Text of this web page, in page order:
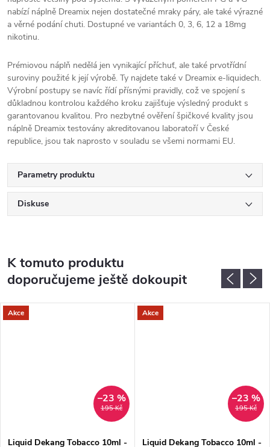
nabízí náplně Dreamix nejen dostatečné mraky páry, ale také výrazné
a věrné podání chuti. Dostupné ve variantách 0, 3, 6, 12 a 18mg
nikotinu.
Prémiovou náplň nedělá jen vynikající příchuť, ale také prvotřídní
suroviny použité k její výrobě. Ty najdete také v Dreamix e-liquidech.
Výrobní postupy se navíc řídí přísnými pravidly, což ve spojení s
důkladnou kontrolou každého kroku zajišťuje výsledný produkt s
garantovanou kvalitou. Pro nezbytné ověření špičkové kvality jsou
náplně Dreamix testovány akreditovanou laboratoří v České
republice, jsou tak naprosto v souladu se všemi normami EU.
Parametry produktu
Diskuse
K tomuto produktu
doporučujeme ještě dokoupit
Akce
195 Kč
–23 %
Liquid Dekang Tobacco 10ml -
Akce
195 Kč
–23 %
Liquid Dekang Tobacco 10ml -